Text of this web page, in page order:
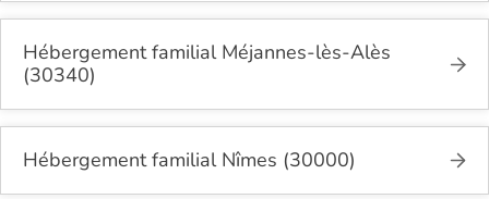
Hébergement familial Méjannes-lès-Alès
(30340)
Hébergement familial Nîmes (30000)